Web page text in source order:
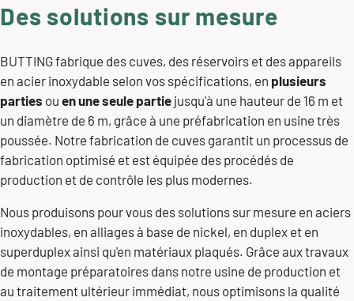
Des solutions sur mesure
BUTTING fabrique des cuves, des réservoirs et des appareils
en acier inoxydable selon vos spécifications, en plusieurs
parties ou en une seule partie jusqu'à une hauteur de 16 m et
un diamètre de 6 m, grâce à une préfabrication en usine très
poussée. Notre fabrication de cuves garantit un processus de
fabrication optimisé et est équipée des procédés de
production et de contrôle les plus modernes.
Nous produisons pour vous des solutions sur mesure en aciers
inoxydables, en alliages à base de nickel, en duplex et en
superduplex ainsi qu'en matériaux plaqués. Grâce aux travaux
de montage préparatoires dans notre usine de production et
au traitement ultérieur immédiat, nous optimisons la qualité